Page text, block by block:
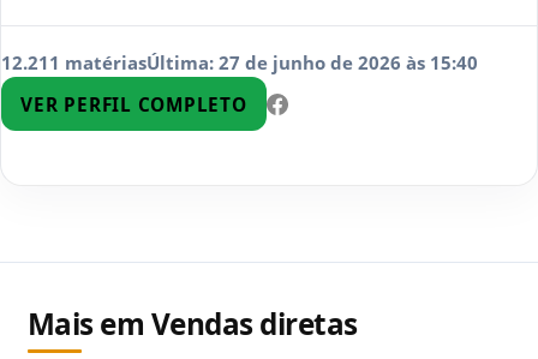
12.211 matériasÚltima: 27 de junho de 2026 às 15:40
VER PERFIL COMPLETO
Mais em Vendas diretas